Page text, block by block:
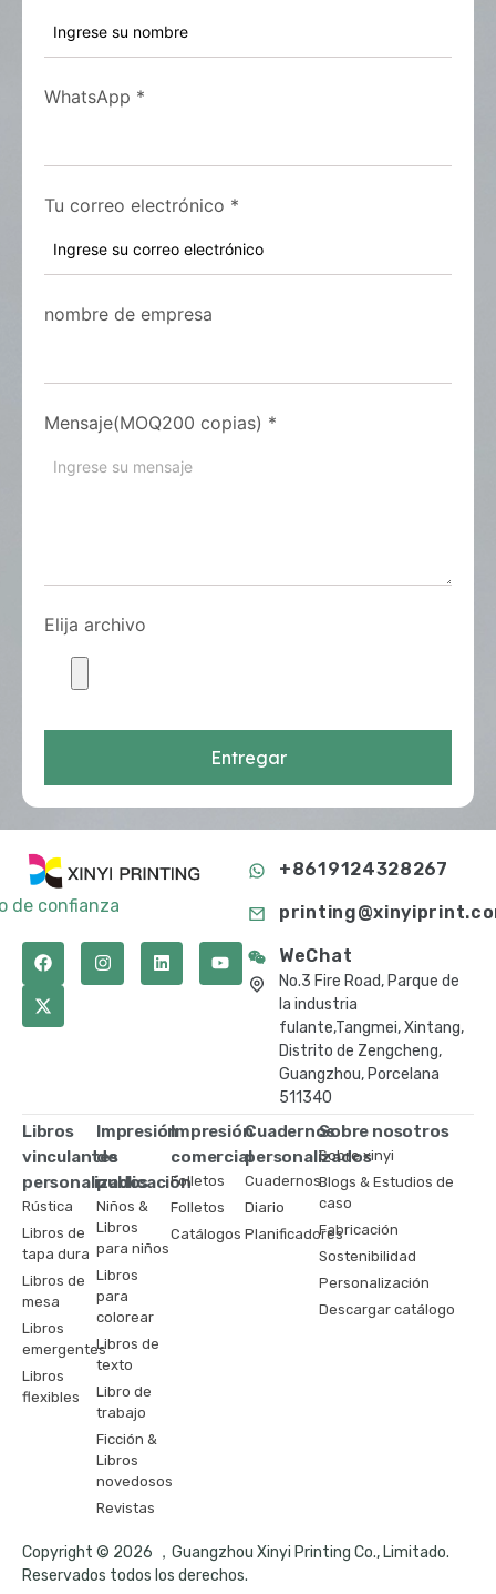
WhatsApp *
Tu correo electrónico *
nombre de empresa
Mensaje(MOQ200 copias) *
Elija archivo
Entregar
de confianza
+8619124328267
WeChat
No.3 Fire Road, Parque de
la industria
fulante,Tangmei, Xintang,
Distrito de Zengcheng,
Guangzhou, Porcelana
511340
Libros
vinculantes
personalizados
Rústica
Libros de
tapa dura
Libros de
mesa
Libros
emergentes
Libros
flexibles
Impresión
de
publicación
Niños &
Libros
para niños
Libros
para
colorear
Libros de
texto
Libro de
trabajo
Ficción &
Libros
novedosos
Revistas
Impresión
comercial
Folletos
Folletos
Catálogos
Cuadernos
personalizados
Cuadernos
Diario
Planificadores
Sobre nosotros
Sobre xinyi
Blogs & Estudios de
caso
Fabricación
Sostenibilidad
Personalización
Descargar catálogo
Copyright © 2026 ，Guangzhou Xinyi Printing Co., Limitado.
Reservados todos los derechos.